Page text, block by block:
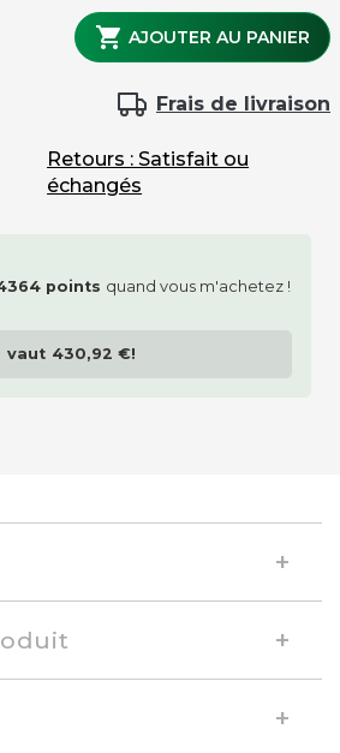
points quand vous m'achetez !
vaut 430,92 €!
Retours : Satisfait ou
échangés
 AJOUTER AU PANIER
Frais de livraison